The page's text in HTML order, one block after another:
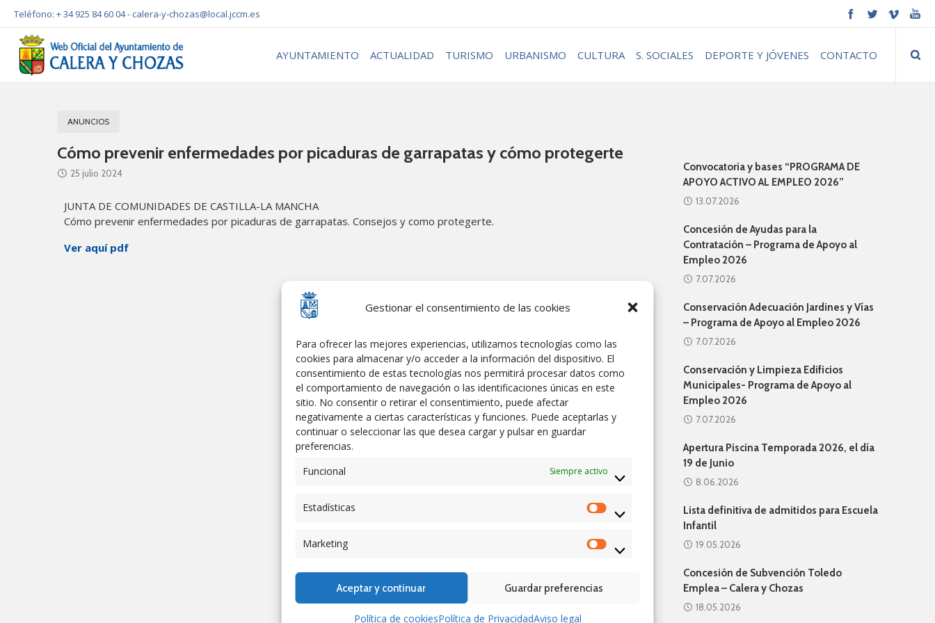
Gestionar el consentimiento de las cookies
Para ofrecer las mejores experiencias, utilizamos tecnologías como las
cookies para almacenar y/o acceder a la información del dispositivo. El
consentimiento de estas tecnologías nos permitirá procesar datos como
el comportamiento de navegación o las identificaciones únicas en este
sitio. No consentir o retirar el consentimiento, puede afectar
negativamente a ciertas características y funciones. Puede aceptarlas y
continuar o seleccionar las que desea cargar y pulsar en guardar
preferencias.
Funcional
Siempre activo
Estadísticas
Estadísticas
Marketing
Marketing
Aceptar y continuar Guardar preferencias
Política de cookiesPolítica de PrivacidadAviso legal
Teléfono: + 34 925 84 60 04 -calera-y-chozas@local.jccm.es
AYUNTAMIENTO ACTUALIDAD TURISMO URBANISMO CULTURA S. SOCIALES DEPORTE Y JÓVENES CONTACTO
ANUNCIOS
Cómo prevenir enfermedades por picaduras de garrapatas y cómo protegerte
25 julio 2024
JUNTA DE COMUNIDADES DE CASTILLA-LA MANCHA
Cómo prevenir enfermedades por picaduras de garrapatas. Consejos y como protegerte.
Ver aquí pdf
Convocatoria y bases “PROGRAMA DE
APOYO ACTIVO AL EMPLEO 2026”
13.07.2026
Concesión de Ayudas para la
Contratación – Programa de Apoyo al
Empleo 2026
7.07.2026
Conservación Adecuación Jardines y Vías
– Programa de Apoyo al Empleo 2026
7.07.2026
Conservación y Limpieza Edificios
Municipales- Programa de Apoyo al
Empleo 2026
7.07.2026
Apertura Piscina Temporada 2026, el día
19 de Junio
8.06.2026
Lista definitiva de admitidos para Escuela
Infantil
19.05.2026
Concesión de Subvención Toledo
Emplea – Calera y Chozas
18.05.2026